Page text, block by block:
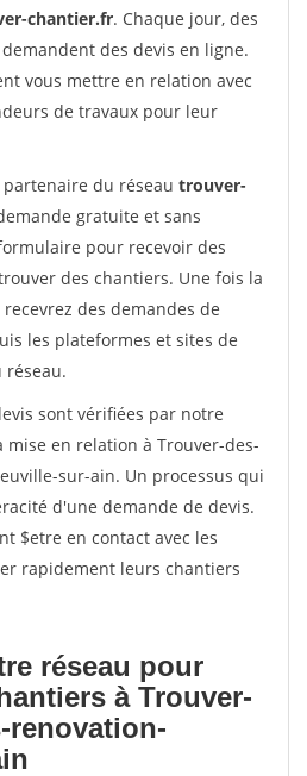
chantier.fr. Chaque jour, des
des devis en ligne.
vous mettre en relation avec
de travaux pour leur
du réseau trouver-
gratuite et sans
pour recevoir des
des chantiers. Une fois la
des demandes de
les plateformes et sites de
réseau.
sont vérifiées par notre
mise en relation à Trouver-des-
sur-ain. Un processus qui
d'une demande de devis.
$etre en contact avec les
rapidement leurs chantiers
réseau pour
à Trouver-
renovation-